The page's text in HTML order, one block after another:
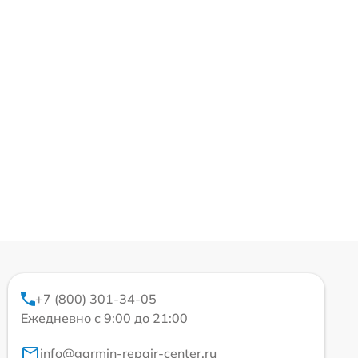
+7 (800) 301-34-05
Ежедневно с 9:00 до 21:00
info@garmin-repair-center.ru